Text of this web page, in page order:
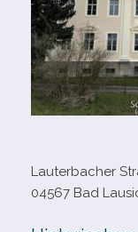
Lauterbacher
04567 Bad